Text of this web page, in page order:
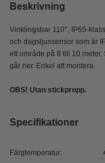
Beskrivning
Vinklingsbar 110°, IP65-
och dagsljussensor som är
ett område på 8 till 10
går ner. Enkel att montera.
OBS! Utan stickpropp.
Specifikationer
Färgtemperatur: